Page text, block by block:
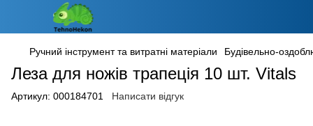
Ручний інструмент та витратні матеріали Будівельно-
Леза для ножів трапеція 10 шт. Vitals
Артикул: 000184701 Написати відгук